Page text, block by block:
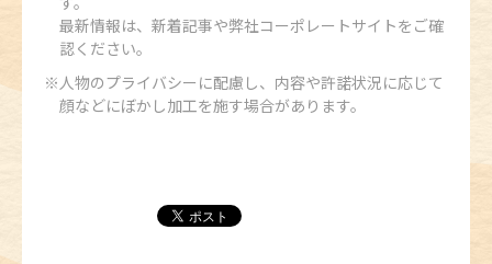
最新情報は、新着記事や弊社コーポレートサイトをご確
認ください。
人物のプライバシーに配慮し、内容や許諾状況に応じて
顔などにぼかし加工を施す場合があります。